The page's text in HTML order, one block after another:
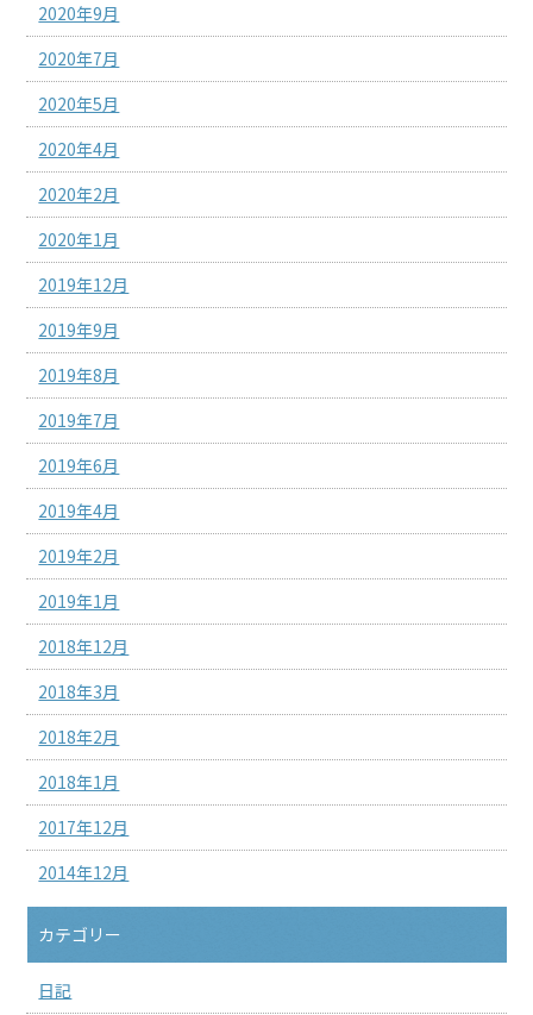
2020年9月
2020年7月
2020年5月
2020年4月
2020年2月
2020年1月
2019年12月
2019年9月
2019年8月
2019年7月
2019年6月
2019年4月
2019年2月
2019年1月
2018年12月
2018年3月
2018年2月
2018年1月
2017年12月
2014年12月
カテゴリー
日記